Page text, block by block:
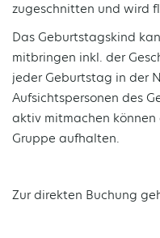
zugeschnitten und wird
Das Geburtstagskind
mitbringen inkl. der
jeder Geburtstag in der
Aufsichtspersonen des
aktiv mitmachen
Gruppe aufhalten.
Zur direkten Buchung